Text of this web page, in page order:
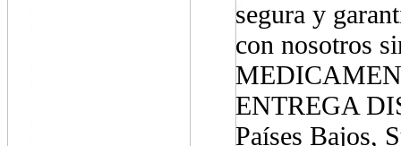
segura y
con nosotros
ENTREGA
Países Bajos,